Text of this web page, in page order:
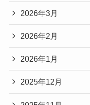
2026年3月
2026年2月
2026年1月
2025年12月